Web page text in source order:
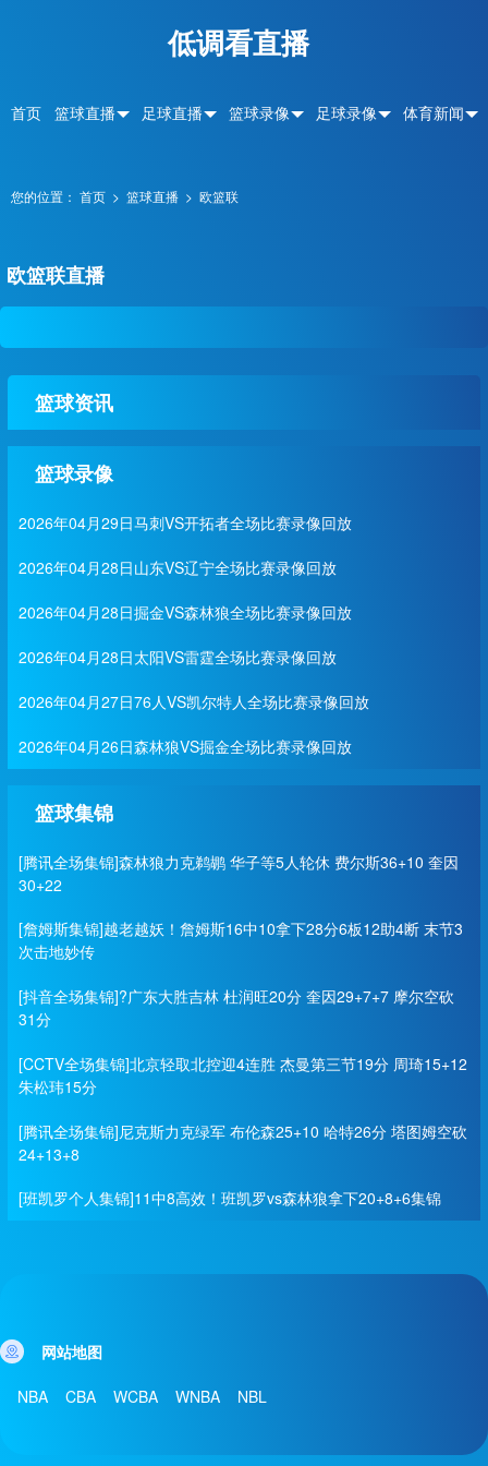
低调看直播
首页 篮球直播 足球直播 篮球录像 足球录像 体育新闻
您的位置： 首页 > 篮球直播 > 欧篮联
欧篮联直播
篮球资讯
篮球录像
2026年04月29日马刺VS开拓者全场比赛录像回放
2026年04月28日山东VS辽宁全场比赛录像回放
2026年04月28日掘金VS森林狼全场比赛录像回放
2026年04月28日太阳VS雷霆全场比赛录像回放
2026年04月27日76人VS凯尔特人全场比赛录像回放
2026年04月26日森林狼VS掘金全场比赛录像回放
篮球集锦
[腾讯全场集锦]森林狼力克鹈鹕 华子等5人轮休 费尔斯36+10 奎因
30+22
[詹姆斯集锦]越老越妖！詹姆斯16中10拿下28分6板12助4断 末节3
次击地妙传
[抖音全场集锦]?广东大胜吉林 杜润旺20分 奎因29+7+7 摩尔空砍
31分
[CCTV全场集锦]北京轻取北控迎4连胜 杰曼第三节19分 周琦15+12
朱松玮15分
[腾讯全场集锦]尼克斯力克绿军 布伦森25+10 哈特26分 塔图姆空砍
24+13+8
[班凯罗个人集锦]11中8高效！班凯罗vs森林狼拿下20+8+6集锦
网站地图
NBA CBA WCBA WNBA NBL